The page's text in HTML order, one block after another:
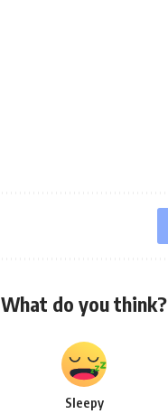
What do you think?
Sleepy